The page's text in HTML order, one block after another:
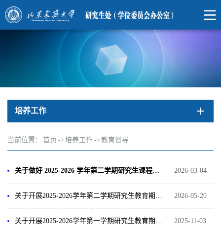
培养工作
当前位置： 首页 -> 培养工作-> 教育督导
2026-03-04
关于做好 2025-2026 学年第二学期研究生课程督导工作的通知
2026-05-20
2025-11-03